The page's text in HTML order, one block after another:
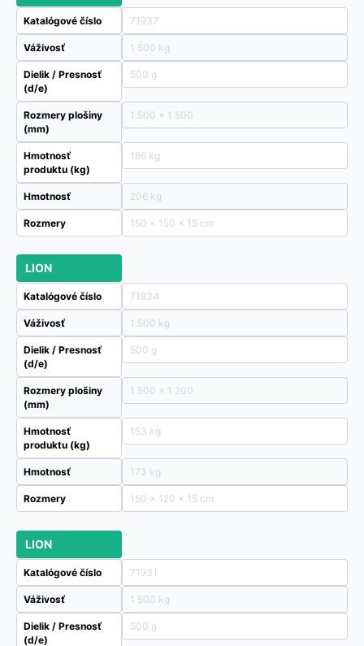
Katalógové číslo 71937
Váživosť 1 500 kg
Dielik / Presnosť
(d/e)
500 g
Rozmery plošiny
(mm)
1 500 x 1 500
Hmotnosť
produktu (kg)
186 kg
Hmotnosť 206 kg
Rozmery 150 × 150 × 15 cm
LION
Katalógové číslo 71934
Váživosť 1 500 kg
Dielik / Presnosť
(d/e)
500 g
Rozmery plošiny
(mm)
1 500 x 1 200
Hmotnosť
produktu (kg)
153 kg
Hmotnosť 173 kg
Rozmery 150 × 120 × 15 cm
LION
Katalógové číslo 71931
Váživosť 1 500 kg
Dielik / Presnosť
(d/e)
500 g